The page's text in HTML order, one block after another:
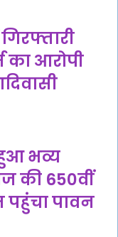
का आरोपी
भव्य
की 650वीं
पहुंचा पावन